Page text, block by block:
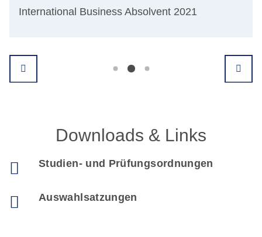
International Business Absolvent 2021
Downloads & Links
Studien- und Prüfungsordnungen
Auswahlsatzungen